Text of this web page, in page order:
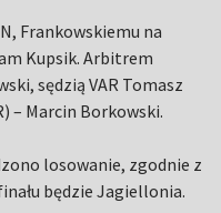
Frankowskiemu na
Kupsik. Arbitrem
sędzią VAR Tomasz
– Marcin Borkowski.
losowanie, zgodnie z
będzie Jagiellonia.